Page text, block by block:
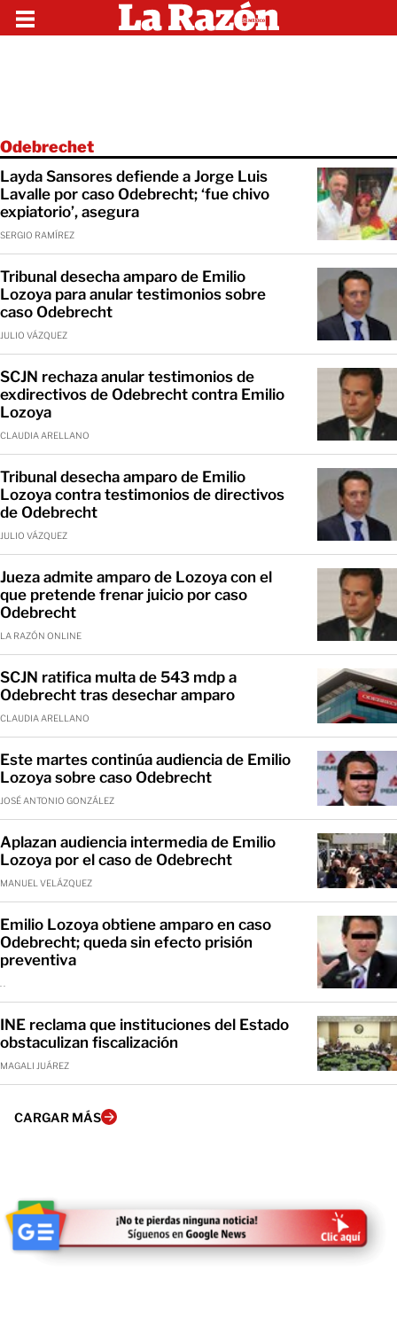
Odebrechet
Layda Sansores defiende a Jorge Luis
Lavalle por caso Odebrecht; ‘fue chivo
expiatorio’, asegura
SERGIO RAMÍREZ
Tribunal desecha amparo de Emilio
Lozoya para anular testimonios sobre
caso Odebrecht
JULIO VÁZQUEZ
SCJN rechaza anular testimonios de
exdirectivos de Odebrecht contra Emilio
Lozoya
CLAUDIA ARELLANO
Tribunal desecha amparo de Emilio
Lozoya contra testimonios de directivos
de Odebrecht
JULIO VÁZQUEZ
Jueza admite amparo de Lozoya con el
que pretende frenar juicio por caso
Odebrecht
LA RAZÓN ONLINE
SCJN ratifica multa de 543 mdp a
Odebrecht tras desechar amparo
CLAUDIA ARELLANO
Este martes continúa audiencia de Emilio
Lozoya sobre caso Odebrecht
JOSÉ ANTONIO GONZÁLEZ
Aplazan audiencia intermedia de Emilio
Lozoya por el caso de Odebrecht
MANUEL VELÁZQUEZ
Emilio Lozoya obtiene amparo en caso
Odebrecht; queda sin efecto prisión
preventiva
INE reclama que instituciones del Estado
obstaculizan fiscalización
MAGALI JUÁREZ
CARGAR MÁS